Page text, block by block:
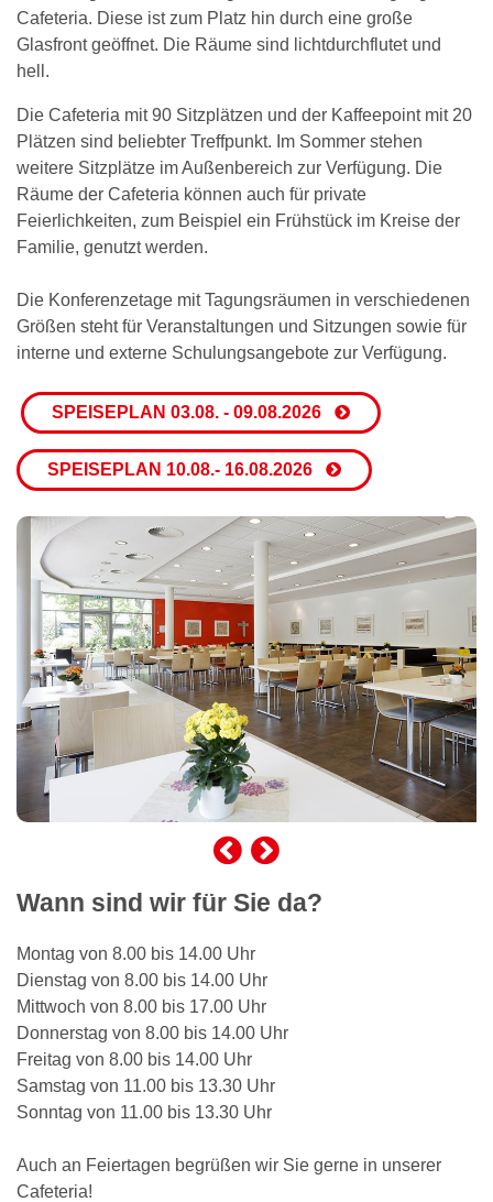
Cafeteria. Diese ist zum Platz hin durch eine große
Glasfront geöffnet. Die Räume sind lichtdurchflutet und
hell.
Die Cafeteria mit 90 Sitzplätzen und der Kaffeepoint mit 20
Plätzen sind beliebter Treffpunkt. Im Sommer stehen
weitere Sitzplätze im Außenbereich zur Verfügung. Die
Räume der Cafeteria können auch für private
Feierlichkeiten, zum Beispiel ein Frühstück im Kreise der
Familie, genutzt werden.
Die Konferenzetage mit Tagungsräumen in verschiedenen
Größen steht für Veranstaltungen und Sitzungen sowie für
interne und externe Schulungsangebote zur Verfügung.
SPEISEPLAN 03.08. - 09.08.2026
SPEISEPLAN 10.08.- 16.08.2026
Wann sind wir für Sie da?
Montag von 8.00 bis 14.00 Uhr
Dienstag von 8.00 bis 14.00 Uhr
Mittwoch von 8.00 bis 17.00 Uhr
Donnerstag von 8.00 bis 14.00 Uhr
Freitag von 8.00 bis 14.00 Uhr
Samstag von 11.00 bis 13.30 Uhr
Sonntag von 11.00 bis 13.30 Uhr
Auch an Feiertagen begrüßen wir Sie gerne in unserer
Cafeteria!